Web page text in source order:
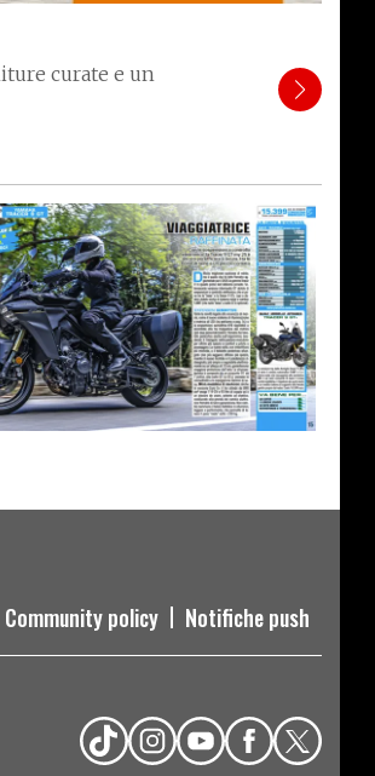
curate e un
Community policy Notifiche push